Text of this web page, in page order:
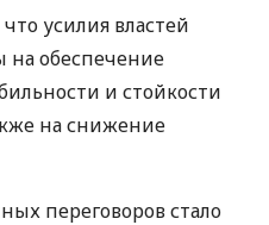
усилия властей
на обеспечение
и стойкости
на снижение
переговоров стало